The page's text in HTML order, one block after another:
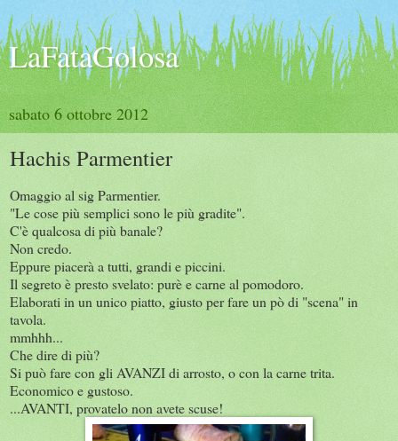
LaFataGolosa
sabato 6 ottobre 2012
Hachis Parmentier
Omaggio al sig Parmentier.
"Le cose più semplici sono le più gradite".
C'è qualcosa di più banale?
Non credo.
Eppure piacerà a tutti, grandi e piccini.
Il segreto è presto svelato: purè e carne al pomodoro.
Elaborati in un unico piatto, giusto per fare un pò di "scena" in
tavola.
mmhhh...
Che dire di più?
Si può fare con gli AVANZI di arrosto, o con la carne trita.
Economico e gustoso.
...AVANTI, provatelo non avete scuse!